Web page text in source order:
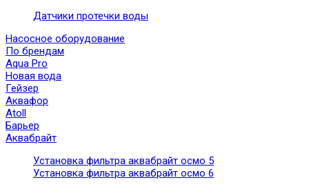
Датчики протечки воды
Насосное оборудование
По брендам
Aqua Pro
Новая вода
Гейзер
Аквафор
Atoll
Барьер
Аквабрайт
Установка фильтра аквабрайт осмо 5
Установка фильтра аквабрайт осмо 6